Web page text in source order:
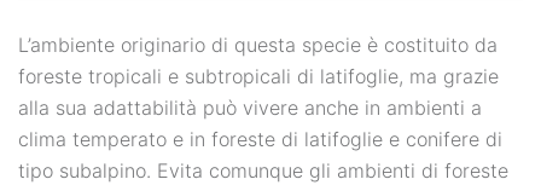
L’ambiente originario di questa specie è costituito da
foreste tropicali e subtropicali di latifoglie, ma grazie
alla sua adattabilità può vivere anche in ambienti a
clima temperato e in foreste di latifoglie e conifere di
tipo subalpino. Evita comunque gli ambienti di foreste